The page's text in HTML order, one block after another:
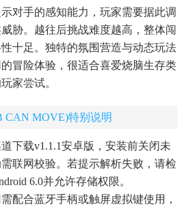
对手的感知能力，玩家需要据此调
胁。越往后挑战难度越高，整体闯
十足。独特的氛围营造与动态玩法
冒险体验，很适合喜爱烧脑生存类
家尝试。
CAN MOVE)特别说明
下载v1.1.1安卓版，安装前关闭未
联网校验。若提示解析失败，请检
6.0并允许存储权限。
配合蓝牙手柄或触屏虚拟键使用，